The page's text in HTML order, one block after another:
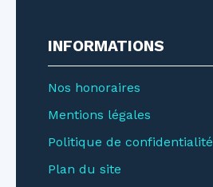
INFORMATIONS
Nos honoraires
Mentions légales
Politique de confidentialité
Plan du site